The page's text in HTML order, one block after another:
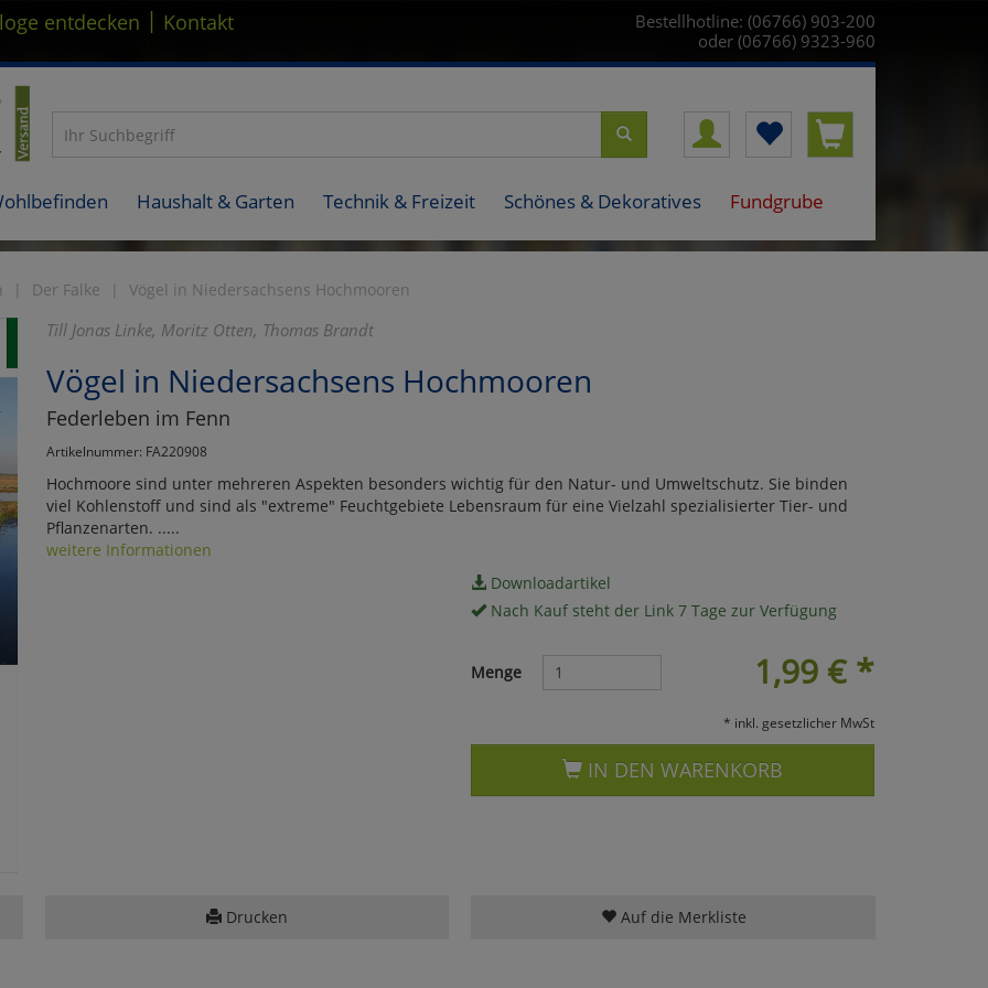
entdecken | Kontakt
Bestellhotline: (06766) 903-200
oder (06766) 9323-960
Haushalt & Garten Technik & Freizeit Schönes & Dekoratives Fundgrube
Der Falke Vögel in Niedersachsens Hochmooren
Till Jonas Linke, Moritz Otten, Thomas Brandt
Vögel in Niedersachsens Hochmooren
Federleben im Fenn
Artikelnummer: FA220908
Hochmoore sind unter mehreren Aspekten besonders wichtig für den Natur- und Umweltschutz. Sie binden
viel Kohlenstoff und sind als "extreme" Feuchtgebiete Lebensraum für eine Vielzahl spezialisierter Tier- und
Pflanzenarten. .....
weitere Informationen
Downloadartikel
Nach Kauf steht der Link 7 Tage zur Verfügung
1,99 €*
Menge
* inkl. gesetzlicher MwSt
IN DEN WARENKORB
Drucken Auf die Merkliste